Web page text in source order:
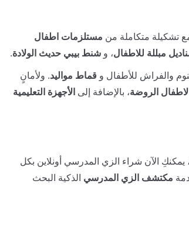
تشكيلة متكاملة من مستلزمات اطفال
مبللة للاطفال، و شنط بيبي حديث الولادة.
والفراش للأطفال و قماط مواليد. ولأمانٍ
لاطفال الروضة، بالإضافة إلى الأجهزة التعليمية
يمكنكِ الآن شراء الزي المدرسي أونلاين بكل
مكتشف الزي المدرسي الذكية البحث